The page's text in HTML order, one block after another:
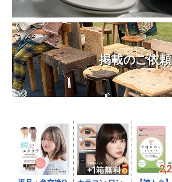
掲載のご依頼